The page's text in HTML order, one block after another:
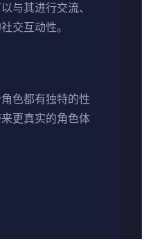
与其进行交流、
交互动性。
色都有独特的性
更真实的角色体